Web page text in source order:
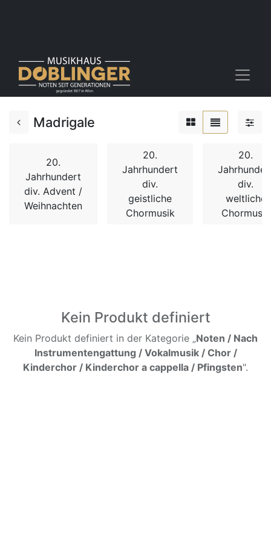
Madrigale
20.
Jahrhundert
div. Advent /
Weihnachten
20.
Jahrhundert
div.
geistliche
Chormusik
20.
div.
weltliche
Chormusik
Kein Produkt definiert
Kein Produkt definiert in der Kategorie „Noten / Nach
Instrumentengattung / Vokalmusik / Chor /
Kinderchor / Kinderchor a cappella / Pfingsten".